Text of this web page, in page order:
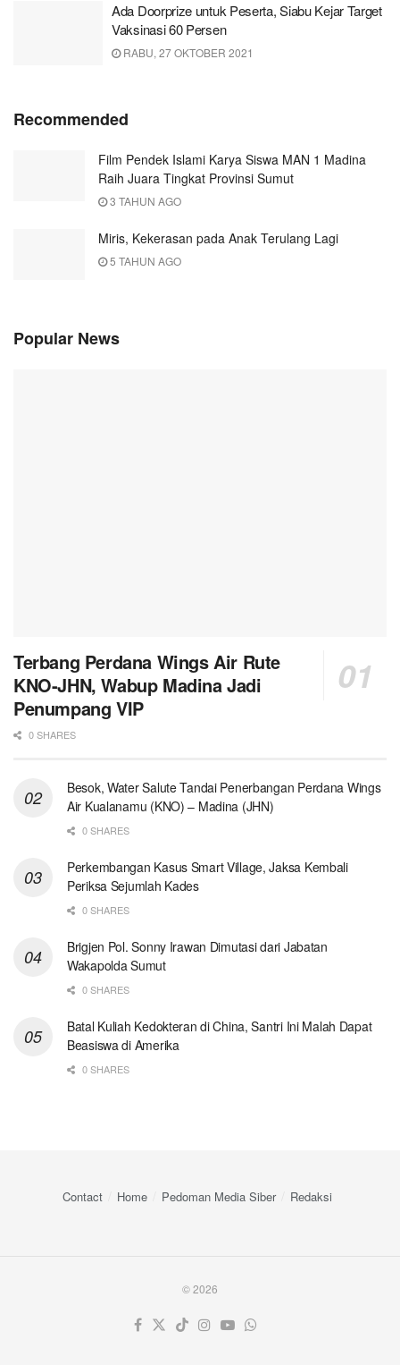
Ada Doorprize untuk Peserta, Siabu Kejar Target
Vaksinasi 60 Persen
RABU, 27 OKTOBER 2021
Recommended
Film Pendek Islami Karya Siswa MAN 1 Madina
Raih Juara Tingkat Provinsi Sumut
3 TAHUN AGO
Miris, Kekerasan pada Anak Terulang Lagi
5 TAHUN AGO
Popular News
Terbang Perdana Wings Air Rute
KNO-JHN, Wabup Madina Jadi
Penumpang VIP
0 SHARES
Besok, Water Salute Tandai Penerbangan Perdana Wings
Air Kualanamu (KNO) – Madina (JHN)
0 SHARES
Perkembangan Kasus Smart Village, Jaksa Kembali
Periksa Sejumlah Kades
0 SHARES
Brigjen Pol. Sonny Irawan Dimutasi dari Jabatan
Wakapolda Sumut
0 SHARES
Batal Kuliah Kedokteran di China, Santri Ini Malah Dapat
Beasiswa di Amerika
0 SHARES
Contact Home Pedoman Media Siber Redaksi
© 2026